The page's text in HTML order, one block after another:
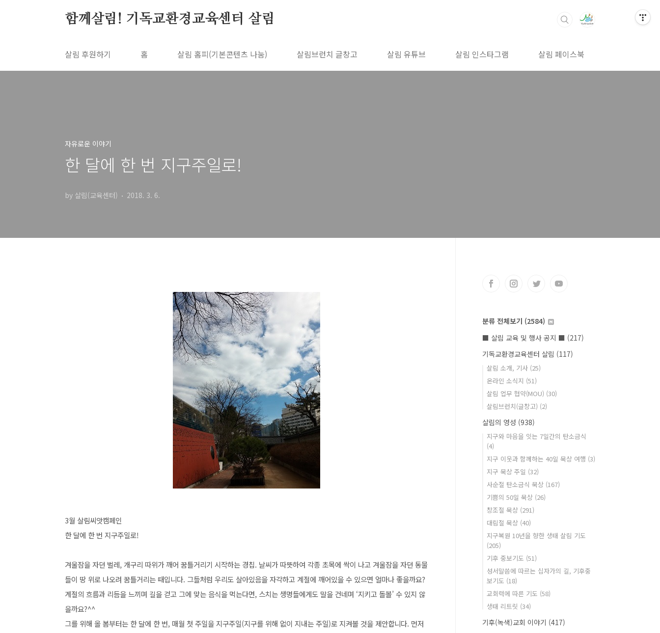
함께살림! 기독교환경교육센터 살림
살림 후원하기 홈 살림 홈피(기본콘텐츠 나눔) 살림브런치 글창고 살림 유튜브 살림 인스타그램 살림 페이스북
자유로운 이야기
한 달에 한 번 지구주일로!
by 살림(교육센터) 2018. 3. 6.
3월 살림씨앗캠페인
한 달에 한 번 지구주일로!
겨울잠을 자던 벌레, 개구리 따위가 깨어 꿈틀거리기 시작하는 경칩. 날씨가 따뜻하여 각종 초목에 싹이 나고 겨울잠을 자던 동물
들이 땅 위로 나오려 꿈틀거리는 때입니다. 그들처럼 우리도 살아있음을 자각하고 계절에 깨어있을 수 있으면 얼마나 좋을까요?
계절의 흐름과 리듬을 느끼며 길을 걷고 그에 맞는 음식을 먹는다면, 스치는 생명들에게도 말을 건네며 ‘지키고 돌볼’ 수 있지 않
을까요?^^
그를 위해 올 봄부터는 한 달에 한 번, 매월 첫 주일을 지구주일(지구를 위해 없이 지내는 주일)로 지켜볼 것을 제안합니다. 먼저
분류 전체보기 (2584)
■ 살림 교육 및 행사 공지 ■ (217)
기독교환경교육센터 살림 (117)
살림 소개, 기사 (25)
온라인 소식지 (51)
살림 업무 협약(MOU) (30)
살림브런치(글창고) (2)
살림의 영성 (938)
지구와 마음을 잇는 7일간의 탄소금식
(4)
지구 이웃과 함께하는 40일 묵상 여행 (3)
지구 묵상 주일 (32)
사순절 탄소금식 묵상 (167)
기쁨의 50일 묵상 (26)
창조절 묵상 (291)
대림절 묵상 (40)
지구복원 10년을 향한 생태 살림 기도
(205)
기후 중보기도 (51)
성서말씀에 따르는 십자가의 길, 기후중
보기도 (18)
교회력에 따른 기도 (58)
생태 리트릿 (34)
기후(녹색)교회 이야기 (417)